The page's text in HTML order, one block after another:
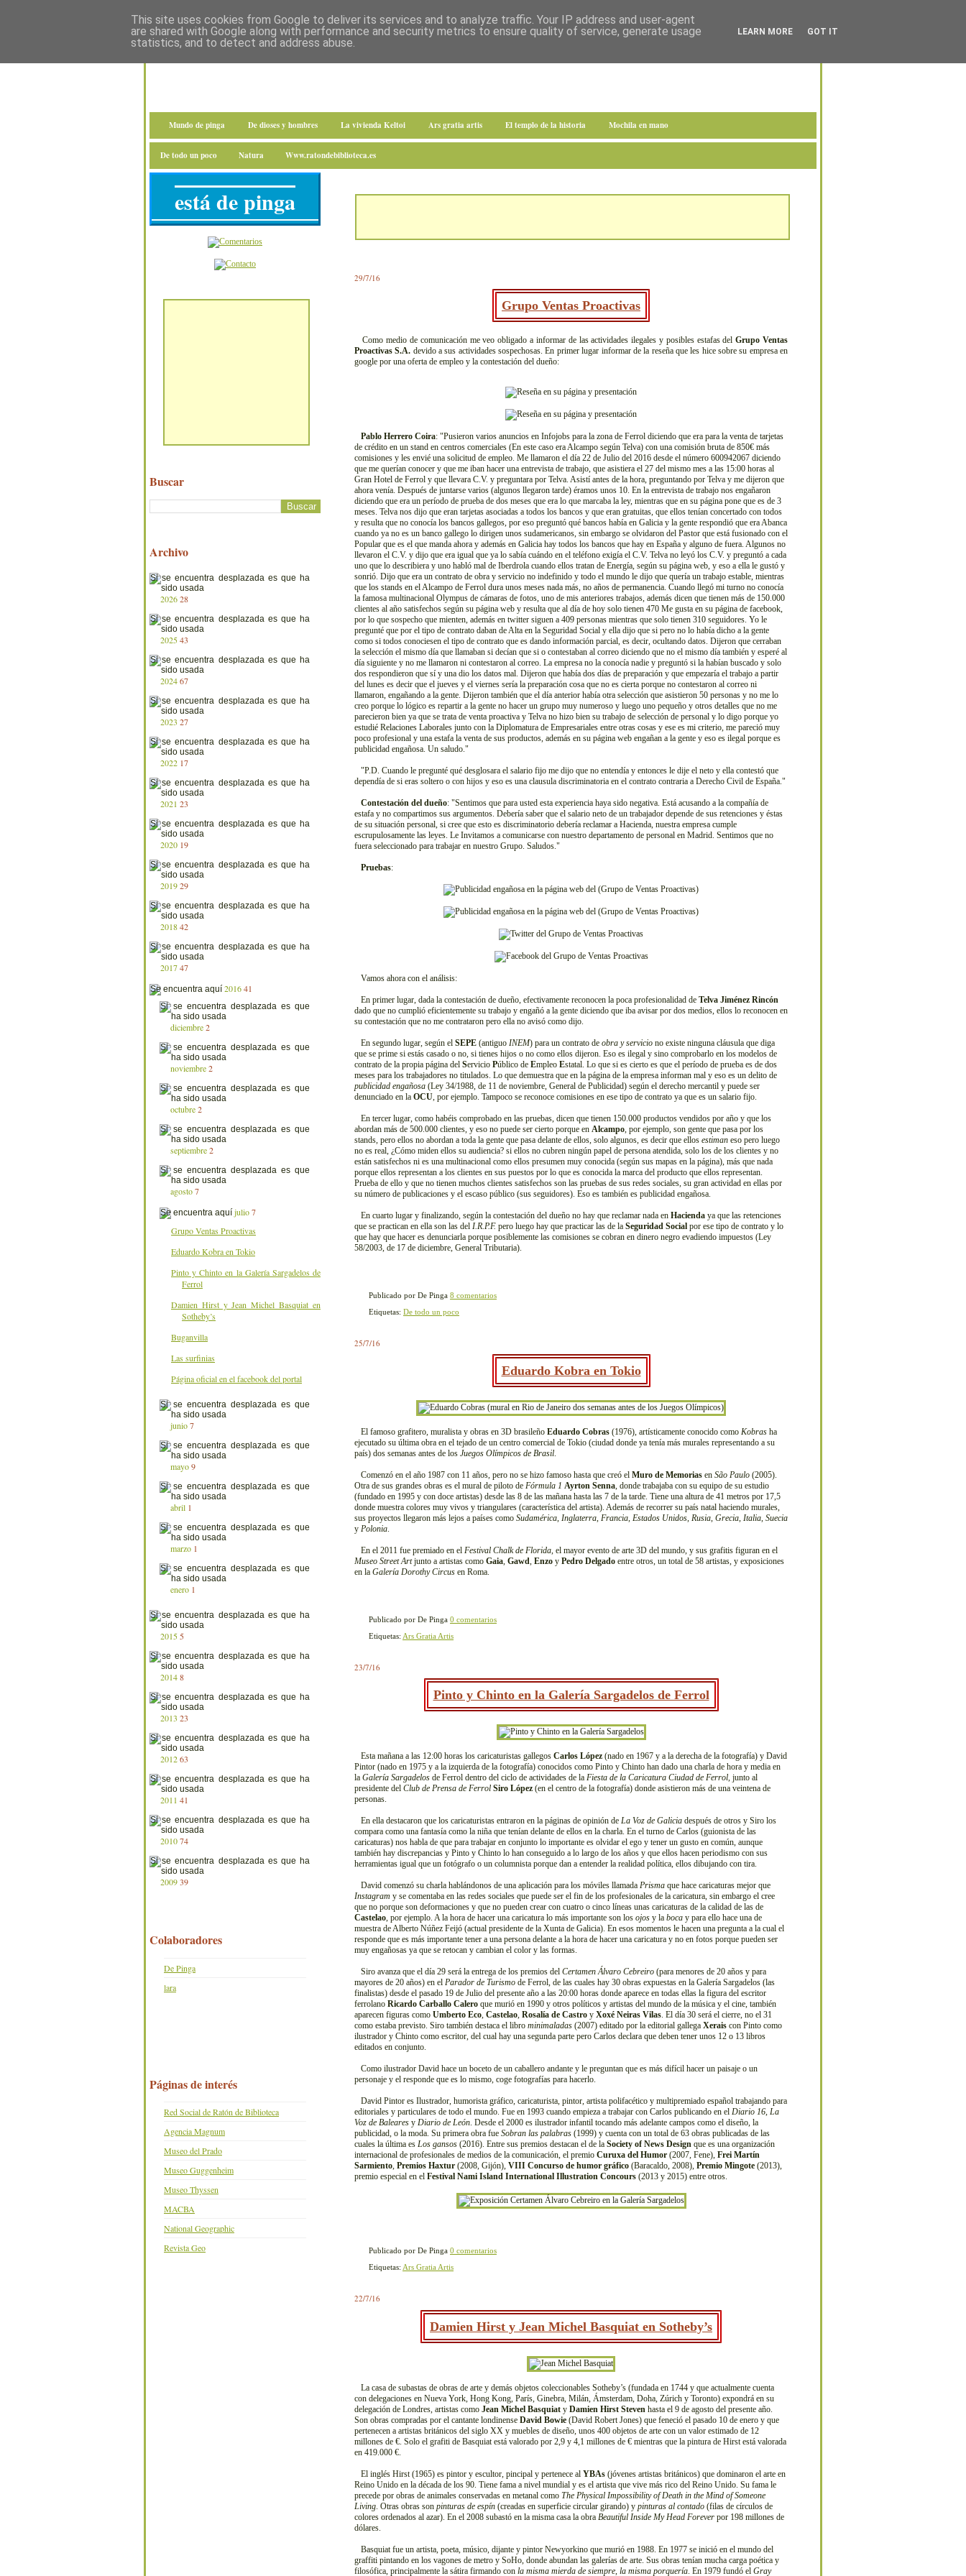
Mundo de pinga De dioses y hombres La vivienda Keltoi Ars gratia artis El templo de la historia Mochila en mano
De todo un poco Natura Www.ratondebiblioteca.es
29/7/16
Grupo Ventas Proactivas
Como medio de comunicación me veo obligado a informar de las actividades ilegales y posibles estafas delGrupo Ventas
Proactivas S.A. devido a sus actividades sospechosas. En primer lugar informar de la reseña que les hice sobre su empresa en
google por una oferta de empleo y la contestación del dueño:
Pablo Herrero Coira: "Pusieron varios anuncios en Infojobs para la zona de Ferrol diciendo que era para la venta de tarjetas
de crédito en un stand en centros comerciales (En este caso era Alcampo según Telva) con una comisión bruta de 850€ más
comisiones y les envié una solicitud de empleo. Me llamaron el día 22 de Julio del 2016 desde el número 600942067 diciendo
que me querían conocer y que me iban hacer una entrevista de trabajo, que asistiera el 27 del mismo mes a las 15:00 horas al
Gran Hotel de Ferrol y que llevara C.V. y preguntara por Telva. Asistí antes de la hora, preguntando por Telva y me dijeron que
ahora venía. Después de juntarse varios (algunos llegaron tarde) éramos unos 10. En la entrevista de trabajo nos engañaron
diciendo que era un período de prueba de dos meses que era lo que marcaba la ley, mientras que en su página pone que es de 3
meses. Telva nos dijo que eran tarjetas asociadas a todos los bancos y que eran gratuitas, que ellos tenían concertado con todos
y resulta que no conocía los bancos gallegos, por eso preguntó qué bancos había en Galicia y la gente respondió que era Abanca
cuando ya no es un banco gallego lo dirigen unos sudamericanos, sin embargo se olvidaron del Pastor que está fusionado con el
Popular que es el que manda ahora y además en Galicia hay todos los bancos que hay en España y alguno de fuera. Algunos no
llevaron el C.V. y dijo que era igual que ya lo sabía cuándo en el teléfono exigía el C.V. Telva no leyó los C.V. y preguntó a cada
uno que lo describiera y uno habló mal de Iberdrola cuando ellos tratan de Energía, según su página web, y eso a ella le gustó y
sonrió. Dijo que era un contrato de obra y servicio no indefinido y todo el mundo le dijo que quería un trabajo estable, mientras
que los stands en el Alcampo de Ferrol dura unos meses nada más, no años de permanencia. Cuando llegó mi turno no conocía
la famosa multinacional Olympus de cámaras de fotos, uno de mis anteriores trabajos, además dicen que tienen más de 150.000
clientes al año satisfechos según su página web y resulta que al día de hoy solo tienen 470 Me gusta en su página de facebook,
por lo que sospecho que mienten, además en twitter siguen a 409 personas mientras que solo tienen 310 seguidores. Yo le
pregunté que por el tipo de contrato daban de Alta en la Seguridad Social y ella dijo que si pero no lo había dicho a la gente
como si todos conociesen el tipo de contrato que es dando información parcial, es decir, ocultando datos. Dijeron que cerraban
la selección el mismo día que llamaban si decían que si o contestaban al correo diciendo que no el mismo día también y esperé al
día siguiente y no me llamaron ni contestaron al correo. La empresa no la conocía nadie y preguntó si la habían buscado y solo
dos respondieron que sí y una dio los datos mal. Dijeron que había dos días de preparación y que empezaría el trabajo a partir
del lunes es decir que el jueves y el viernes sería la preparación cosa que no es cierta porque no contestaron al correo ni
llamaron, engañando a la gente. Dijeron también que el día anterior había otra selección que asistieron 50 personas y no me lo
creo porque lo lógico es repartir a la gente no hacer un grupo muy numeroso y luego uno pequeño y otros detalles que no me
parecieron bien ya que se trata de venta proactiva y Telva no hizo bien su trabajo de selección de personal y lo digo porque yo
estudié Relaciones Laborales junto con la Diplomatura de Empresariales entre otras cosas y ese es mi criterio, me pareció muy
poco profesional y una estafa la venta de sus productos, además en su página web engañan a la gente y eso es ilegal porque es
publicidad engañosa. Un saludo."
"P.D. Cuando le pregunté qué desglosara el salario fijo me dijo que no entendía y entonces le dije el neto y ella contestó que
dependía de si eras soltero o con hijos y eso es una clausula discriminatoria en el contrato contraria a Derecho Civil de España."
Contestación del dueño: "Sentimos que para usted esta experiencia haya sido negativa. Está acusando a la compañía de
estafa y no compartimos sus argumentos. Debería saber que el salario neto de un trabajador depende de sus retenciones y éstas
de su situación personal, si cree que esto es discriminatorio debería reclamar a Hacienda, nuestra empresa cumple
escrupulosamente las leyes. Le Invitamos a comunicarse con nuestro departamento de personal en Madrid. Sentimos que no
fuera seleccionado para trabajar en nuestro Grupo. Saludos."
Pruebas:
Vamos ahora con el análisis:
En primer lugar, dada la contestación de dueño, efectivamente reconocen la poca profesionalidad de Telva Jiménez Rincón
dado que no cumplió eficientemente su trabajo y engañó a la gente diciendo que iba avisar por dos medios, ellos lo reconocen en
su contestación que no me contrataron pero ella no avisó como dijo.
En segundo lugar, según el SEPE (antiguo INEM) para un contrato de obra y servicio no existe ninguna cláusula que diga
que se prime si estás casado o no, si tienes hijos o no como ellos dijeron. Eso es ilegal y sino comprobarlo en los modelos de
contrato de la propia página del Servicio Público de Empleo Estatal. Lo que si es cierto es que el período de prueba es de dos
meses para los trabajadores no titulados. Lo que demuestra que en la página de la empresa informan mal y eso es un delito de
publicidad engañosa (Ley 34/1988, de 11 de noviembre, General de Publicidad) según el derecho mercantil y puede ser
denunciado en la OCU, por ejemplo. Tampoco se reconoce comisiones en ese tipo de contrato ya que es un salario fijo.
En tercer lugar, como habéis comprobado en las pruebas, dicen que tienen 150.000 productos vendidos por año y que los
abordan más de 500.000 clientes, y eso no puede ser cierto porque en Alcampo, por ejemplo, son gente que pasa por los
stands, pero ellos no abordan a toda la gente que pasa delante de ellos, solo algunos, es decir que ellos estiman eso pero luego
no es real, ¿Cómo miden ellos su audiencia? si ellos no cubren ningún papel de persona atendida, solo los de los clientes y no
están satisfechos ni es una multinacional como ellos presumen muy conocida (según sus mapas en la página), más que nada
porque ellos representan a los clientes en sus puestos por lo que es conocida la marca del producto que ellos representan.
Prueba de ello y que no tienen muchos clientes satisfechos son las pruebas de sus redes sociales, su gran actividad en ellas por
su número de publicaciones y el escaso público (sus seguidores). Eso es también es publicidad engañosa.
En cuarto lugar y finalizando, según la contestación del dueño no hay que reclamar nada en Hacienda ya que las retenciones
que se practican en ella son las del I.R.P.F. pero luego hay que practicar las de la Seguridad Social por ese tipo de contrato y lo
que hay que hacer es denunciarla porque posiblemente las comisiones se cobran en dinero negro evadiendo impuestos (Ley
58/2003, de 17 de diciembre, General Tributaria).
Publicado por De Pinga 8 comentarios
Etiquetas: De todo un poco
25/7/16
Eduardo Kobra en Tokio
El famoso grafitero, muralista y obras en 3D brasileño Eduardo Cobras (1976), artísticamente conocido como Kobras ha
ejecutado su última obra en el tejado de un centro comercial de Tokio (ciudad donde ya tenía más murales representando a su
país) dos semanas antes de los Juegos Olímpicos de Brasil.
Comenzó en el año 1987 con 11 años, pero no se hizo famoso hasta que creó el Muro de Memorias en São Paulo (2005).
Otra de sus grandes obras es el mural de piloto de Fórmula 1 Ayrton Senna, donde trabajaba con su equipo de su estudio
(fundado en 1995 y con doce artistas) desde las 8 de las mañana hasta las 7 de la tarde. Tiene una altura de 41 metros por 17,5
donde muestra colores muy vivos y triangulares (característica del artista). Además de recorrer su país natal haciendo murales,
sus proyectos llegaron más lejos a países como Sudamérica, Inglaterra, Francia, Estados Unidos, Rusia, Grecia, Italia, Suecia
y Polonia.
En el 2011 fue premiado en el Festival Chalk de Florida, el mayor evento de arte 3D del mundo, y sus grafitis figuran en el
Museo Street Artjunto a artistas como Gaia, Gawd, Enzo y Pedro Delgado entre otros, un total de 58 artistas, y exposiciones
en la Galería Dorothy Circus en Roma.
Publicado por De Pinga 0 comentarios
Etiquetas: Ars Gratia Artis
23/7/16
Pinto y Chinto en la Galería Sargadelos de Ferrol
Esta mañana a las 12:00 horas los caricaturistas gallegos Carlos López (nado en 1967 y a la derecha de la fotografía) y David
Pintor (nado en 1975 y a la izquierda de la fotografía) conocidos como Pinto y Chinto han dado una charla de hora y media en
la Galería Sargadelos de Ferrol dentro del ciclo de actividades de la Fiesta de la Caricatura Ciudad de Ferrol, junto al
presidente del Club de Prensa de Ferrol Siro López (en el centro de la fotografía) donde asistieron más de una veintena de
personas.
En ella destacaron que los caricaturistas entraron en la páginas de opinión de La Voz de Galicia después de otros y Siro los
compara como una fantasía como la niña que tenían delante de ellos en la charla. En el turno de Carlos (guionista de las
caricaturas) nos habla de que para trabajar en conjunto lo importante es olvidar el ego y tener un gusto en común, aunque
también hay discrepancias y Pinto y Chinto lo han conseguido a lo largo de los años y que ellos hacen periodismo con sus
herramientas igual que un fotógrafo o un columnista porque dan a entender la realidad política, ellos dibujando con tira.
David comenzó su charla hablándonos de una aplicación para los móviles llamada Prisma que hace caricaturas mejor que
Instagram y se comentaba en las redes sociales que puede ser el fin de los profesionales de la caricatura, sin embargo el cree
que no porque son deformaciones y que no pueden crear con cuatro o cinco líneas unas caricaturas de la calidad de las de
Castelao, por ejemplo. A la hora de hacer una caricatura lo más importante son los ojos y la boca y para ello hace una de
muestra de Alberto Núñez Feijó (actual presidente de la Xunta de Galicia). En esos momentos le hacen una pregunta a la cual el
responde que es más importante tener a una persona delante a la hora de hacer una caricatura y no en fotos porque pueden ser
muy engañosas ya que se retocan y cambian el color y las formas.
Siro avanza que el día 29 será la entrega de los premios del Certamen Álvaro Cebreiro (para menores de 20 años y para
mayores de 20 años) en el Parador de Turismo de Ferrol, de las cuales hay 30 obras expuestas en la Galería Sargadelos (las
finalistas) desde el pasado 19 de Julio del presente año a las 20:00 horas donde aparece en todas ellas la figura del escritor
ferrolano Ricardo Carballo Calero que murió en 1990 y otros políticos y artistas del mundo de la música y el cine, también
aparecen figuras como Umberto Eco, Castelao, Rosalía de Castro y Xoxé Neiras Vilas. El día 30 será el cierre, no el 31
como estaba previsto. Siro también destaca el libro minimaladas (2007) editado por la editorial gallega Xerais con Pinto como
ilustrador y Chinto como escritor, del cual hay una segunda parte pero Carlos declara que deben tener unos 12 o 13 libros
editados en conjunto.
Como ilustrador David hace un boceto de un caballero andante y le preguntan que es más difícil hacer un paisaje o un
personaje y el responde que es lo mismo, coge fotografías para hacerlo.
David Pintor es Ilustrador, humorista gráfico, caricaturista, pintor, artista polifacético y multipremiado español trabajando para
editoriales y particulares de todo el mundo. Fue en 1993 cuando empieza a trabajar con Carlos publicando en el Diario 16, La
Voz de Baleares y Diario de León. Desde el 2000 es ilustrador infantil tocando más adelante campos como el diseño, la
publicidad, o la moda. Su primera obra fue Sobran las palabras (1999) y cuenta con un total de 63 obras publicadas de las
cuales la última es Los gansos (2016). Entre sus premios destacan el de la Society of News Design que es una organización
internacional de profesionales de medios de la comunicación, el premio Curuxa del Humor (2007, Fene), Frei Martín
Sarmiento, Premios Haxtur (2008, Gijón), VIII Concurso de humor gráfico (Baracaldo, 2008), Premio Mingote (2013),
premio especial en el Festival Nami Island International Illustration Concours (2013 y 2015) entre otros.
Publicado por De Pinga 0 comentarios
Etiquetas: Ars Gratia Artis
22/7/16
Damien Hirst y Jean Michel Basquiat en Sotheby’s
La casa de subastas de obras de arte y demás objetos coleccionables Sotheby’s (fundada en 1744 y que actualmente cuenta
con delegaciones en Nueva York, Hong Kong, París, Ginebra, Milán, Ámsterdam, Doha, Zúrich y Toronto) expondrá en su
delegación de Londres, artistas como Jean Michel Basquiat y Damien Hirst Steven hasta el 9 de agosto del presente año.
Son obras compradas por el cantante londinense David Bowie (David Robert Jones) que feneció el pasado 10 de enero y que
pertenecen a artistas británicos del siglo XX y muebles de diseño, unos 400 objetos de arte con un valor estimado de 12
millones de €. Solo el grafiti de Basquiat está valorado por 2,9 y 4,1 millones de € mientras que la pintura de Hirst está valorada
en 419.000 €.
El inglés Hirst (1965) es pintor y escultor, pincipal y pertenece al YBAs (jóvenes artistas británicos) que dominaron el arte en
Reino Unido en la década de los 90. Tiene fama a nivel mundial y es el artista que vive más rico del Reino Unido. Su fama le
precede por obras de animales conservadas en metanal como The Physical Impossibility of Death in the Mind of Someone
Living . Otras obras son pinturas de espín (creadas en superficie circular girando) y pinturas al contado (filas de círculos de
colores ordenados al azar). En el 2008 subastó en la misma casa la obra Beautiful Inside My Head Forever por 198 millones de
dólares.
Basquiat fue un artista, poeta, músico, dijante y pintor Newyorkino que murió en 1988. En 1977 se inició en el mundo del
graffiti pintando en los vagones de metro y SoHo, donde abundan las galerías de arte. Sus obras tenían mucha carga poética y
filosófica, principalmente la sátira firmando con la misma mierda de siempre la misma porquería . En 1979 fundó el Gray
está de pinga
Buscar
Archivo
202628
202543
202467
2023 27
2022 17
2021 23
2020 19
201929
201842
201747
201641
diciembre 2
noviembre 2
octubre 2
septiembre 2
agosto 7
julio 7
Grupo Ventas Proactivas
Eduardo Kobra en Tokio
Pinto y Chinto en la Galería Sargadelos de
Ferrol
Damien Hirst y Jean Michel Basquiat en
Sotheby’s
Buganvilla
Las surfinias
Página oficial en el facebook del portal
junio 7
mayo 9
abril 1
marzo 1
enero 1
2015 5
20148
2013 23
201263
2011 41
201074
200939
Colaboradores
De Pinga
lara
Páginas de interés
Red Social de Ratón de Biblioteca
Agencia Magnum
Museo del Prado
Museo Guggenheim
Museo Thyssen
MACBA
National Geographic
Revista Geo
This site uses cookies from Google to deliver its services and to analyze traffic. Your IP address and user-agent
are shared with Google along with performance and security metrics to ensure quality of service, generate usage
statistics, and to detect and address abuse.
LEARN MORE GOT IT